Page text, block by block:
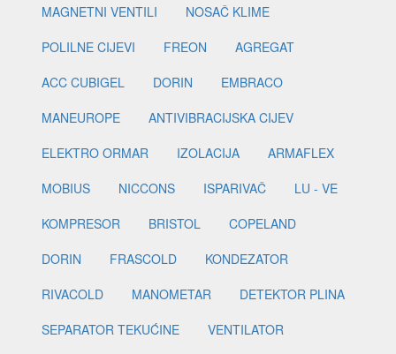
MAGNETNI VENTILI
NOSAČ KLIME
POLILNE CIJEVI
FREON
AGREGAT
ACC CUBIGEL
DORIN
EMBRACO
MANEUROPE
ANTIVIBRACIJSKA CIJEV
ELEKTRO ORMAR
IZOLACIJA
ARMAFLEX
MOBIUS
NICCONS ISPARIVAČ
LU - VE
KOMPRESOR
BRISTOL
COPELAND
DORIN
FRASCOLD
KONDEZATOR
RIVACOLD
MANOMETAR
DETEKTOR PLINA
SEPARATOR TEKUĆINE
VENTILATOR